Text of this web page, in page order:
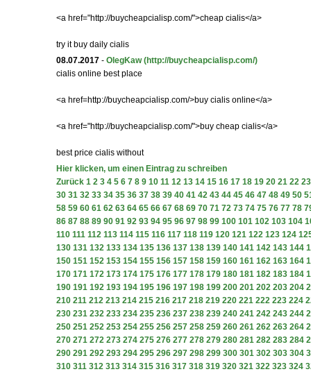
<a href="http://buycheapcialisp.com/">cheap cialis</a>
try it buy daily cialis
08.07.2017 - OlegKaw (http://buycheapcialisp.com/)
cialis online best place
<a href=http://buycheapcialisp.com/>buy cialis online</a>
<a href="http://buycheapcialisp.com/">buy cheap cialis</a>
best price cialis without
Hier klicken, um einen Eintrag zu schreiben
Zurück 1 2 3 4 5 6 7 8 9 10 11 12 13 14 15 16 17 18 19 20 21 22 23
30 31 32 33 34 35 36 37 38 39 40 41 42 43 44 45 46 47 48 49 50
58 59 60 61 62 63 64 65 66 67 68 69 70 71 72 73 74 75 76 77 78
86 87 88 89 90 91 92 93 94 95 96 97 98 99 100 101 102 103 104
110 111 112 113 114 115 116 117 118 119 120 121 122 123 124
130 131 132 133 134 135 136 137 138 139 140 141 142 143 144
150 151 152 153 154 155 156 157 158 159 160 161 162 163 164
170 171 172 173 174 175 176 177 178 179 180 181 182 183 184
190 191 192 193 194 195 196 197 198 199 200 201 202 203 204
210 211 212 213 214 215 216 217 218 219 220 221 222 223 224
230 231 232 233 234 235 236 237 238 239 240 241 242 243 244
250 251 252 253 254 255 256 257 258 259 260 261 262 263 264
270 271 272 273 274 275 276 277 278 279 280 281 282 283 284
290 291 292 293 294 295 296 297 298 299 300 301 302 303 304
310 311 312 313 314 315 316 317 318 319 320 321 322 323 324